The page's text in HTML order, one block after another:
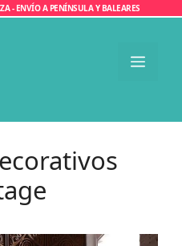
- ENVÍO A PENÍNSULA Y BALEARES
Menú